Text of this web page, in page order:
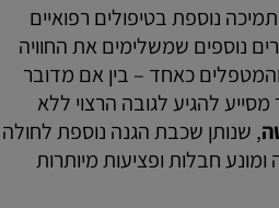
נוספת בטיפולים רפואיים
נוספים שמשלימים את החוויה
כאחד – בין אם מדובר
להגיע לגובה הרצוי ללא
, שנותן שכבת הגנה נוספת לחולה
חבלות ופציעות מיותרות